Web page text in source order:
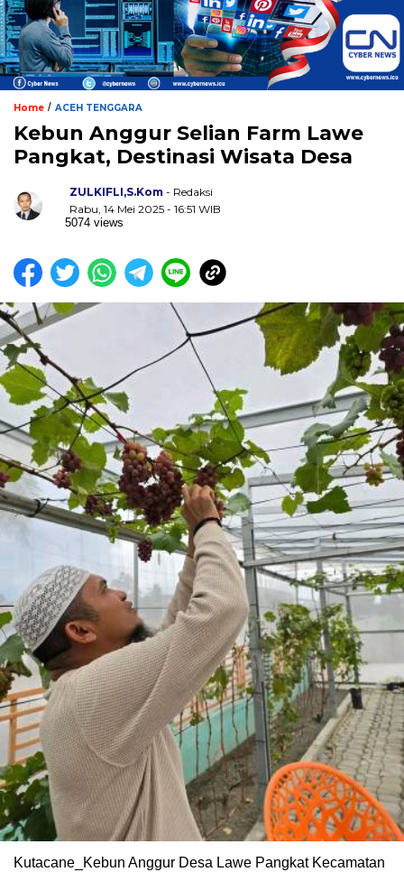
Home / ACEH TENGGARA
Kebun Anggur Selian Farm Lawe
Pangkat, Destinasi Wisata Desa
ZULKIFLI,S.Kom - Redaksi
Rabu, 14 Mei 2025 - 16:51 WIB
5074 views
Kutacane_Kebun Anggur Desa Lawe Pangkat Kecamatan